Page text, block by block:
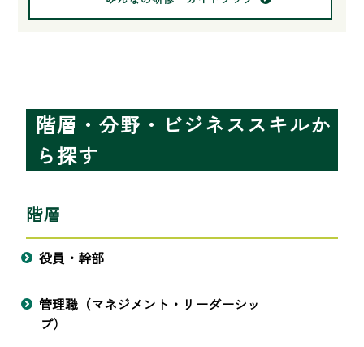
階層・分野・ビジネススキルか
ら探す
階層
役員・幹部
管理職（マネジメント・リーダーシッ
プ）